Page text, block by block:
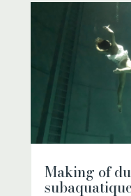
Making of